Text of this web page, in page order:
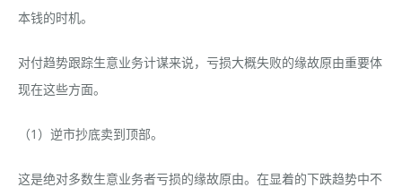
本钱的时机。
对付趋势跟踪生意业务计谋来说，亏损大概失败的缘故原由重要体
现在这些方面。
（1）逆市抄底卖到顶部。
这是绝对多数生意业务者亏损的缘故原由。在显着的下跌趋势中不